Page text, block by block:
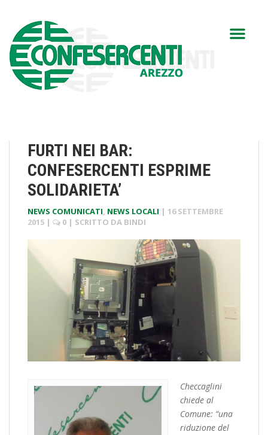
FURTI NEI BAR:
CONFESERCENTI ESPRIME
SOLIDARIETA’
NEWS COMUNICATI, NEWS LOCALI | 16 SETTEMBRE
2015 | 0 | SCRITTO DA BINDI
Checcaglini
chiede al
Comune: “una
riduzione del